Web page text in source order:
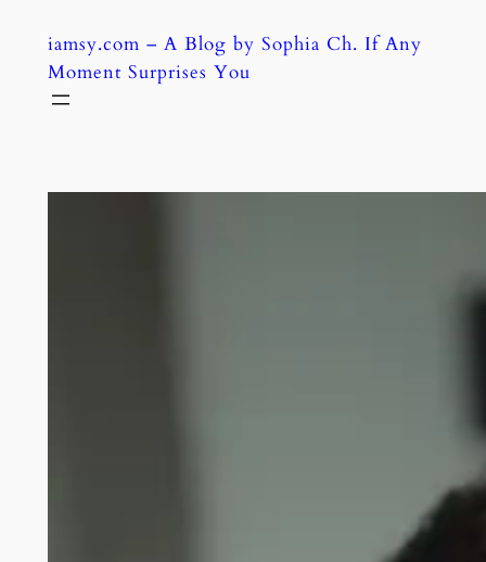
content
iamsy.com – A Blog by Sophia Ch. If Any
Moment Surprises You